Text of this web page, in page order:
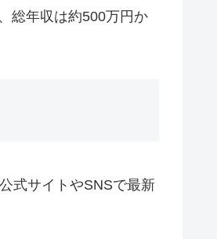
総年収は約500万円か
式サイトやSNSで最新